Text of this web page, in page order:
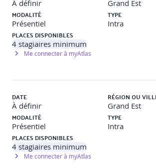
Les méthodes pédagogiques
Jeu pédagogique : travail collaboratif
activités ludiques pour explorer la
freins naturels à la collaboration
carrés, fête foraine).
l’assertivité dans des scénarios réels.
communication claire, l’écoute active, et
conflits.
Auto-diagnostic et introspection :
individuelle de la gestion des émotions et
comportements en groupe.
À définir Grand Est
MODALITÉ
Présentiel
TYPE
Intra
PLACES DISPONIBLES
4 stagiaires minimum
Me connecter à myAtlas
DATE
À définir
RÉGION OU
Grand Est
MODALITÉ
Présentiel
TYPE
Intra
PLACES DISPONIBLES
4 stagiaires minimum
Me connecter à myAtlas